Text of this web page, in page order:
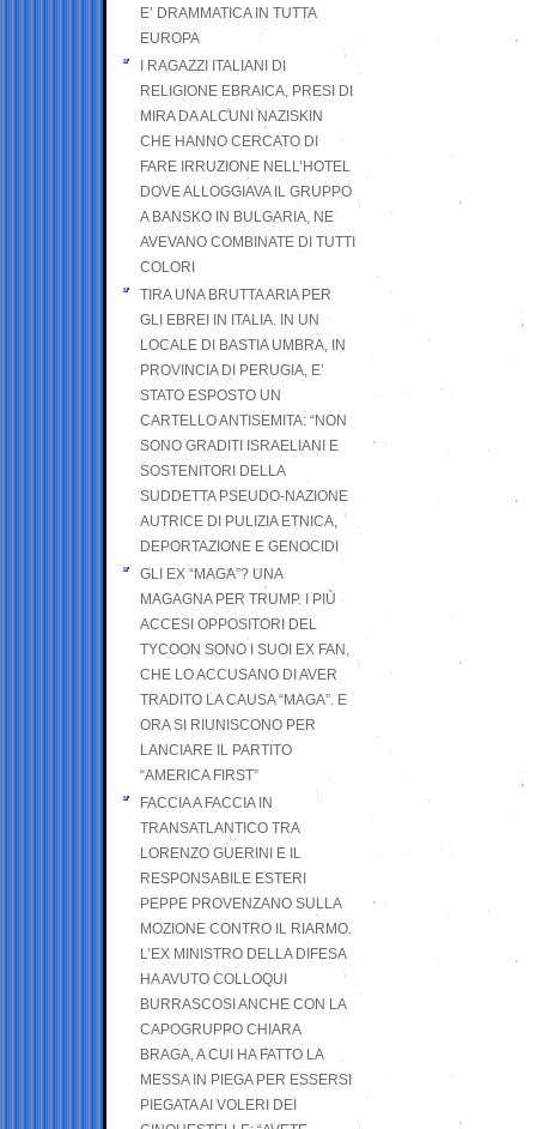
E’ DRAMMATICA IN TUTTA
EUROPA
I RAGAZZI ITALIANI DI
RELIGIONE EBRAICA, PRESI DI
MIRA DA ALCUNI NAZISKIN
CHE HANNO CERCATO DI
FARE IRRUZIONE NELL’HOTEL
DOVE ALLOGGIAVA IL GRUPPO
A BANSKO IN BULGARIA, NE
AVEVANO COMBINATE DI TUTTI
COLORI
TIRA UNA BRUTTA ARIA PER
GLI EBREI IN ITALIA. IN UN
LOCALE DI BASTIA UMBRA, IN
PROVINCIA DI PERUGIA, E’
STATO ESPOSTO UN
CARTELLO ANTISEMITA: “NON
SONO GRADITI ISRAELIANI E
SOSTENITORI DELLA
SUDDETTA PSEUDO-NAZIONE
AUTRICE DI PULIZIA ETNICA,
DEPORTAZIONE E GENOCIDI
GLI EX “MAGA”? UNA
MAGAGNA PER TRUMP. I PIÙ
ACCESI OPPOSITORI DEL
TYCOON SONO I SUOI EX FAN,
CHE LO ACCUSANO DI AVER
TRADITO LA CAUSA “MAGA”. E
ORA SI RIUNISCONO PER
LANCIARE IL PARTITO
“AMERICA FIRST”
FACCIA A FACCIA IN
TRANSATLANTICO TRA
LORENZO GUERINI E IL
RESPONSABILE ESTERI
PEPPE PROVENZANO SULLA
MOZIONE CONTRO IL RIARMO.
L’EX MINISTRO DELLA DIFESA
HA AVUTO COLLOQUI
BURRASCOSI ANCHE CON LA
CAPOGRUPPO CHIARA
BRAGA, A CUI HA FATTO LA
MESSA IN PIEGA PER ESSERSI
PIEGATA AI VOLERI DEI